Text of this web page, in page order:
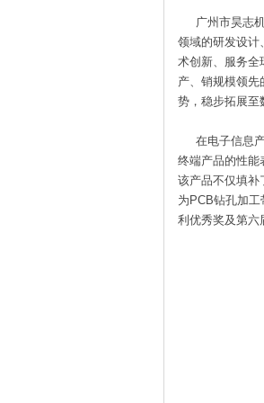
广州市昊志机
领域的研发设计
术创新、服务全
产、销规模领
势，稳步拓展至
在电子信息产
终端产品的性能
该产品不仅填补
为PCB钻孔加
利优秀奖及第六